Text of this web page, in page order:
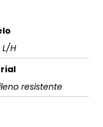
L/H
resistente